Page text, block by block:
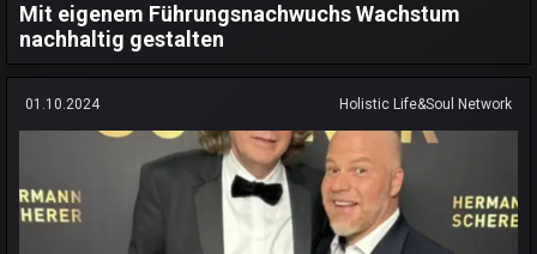
Mit eigenem Führungsnachwuchs Wachstum
nachhaltig gestalten
01.10.2024 Holistic Life&Soul Network